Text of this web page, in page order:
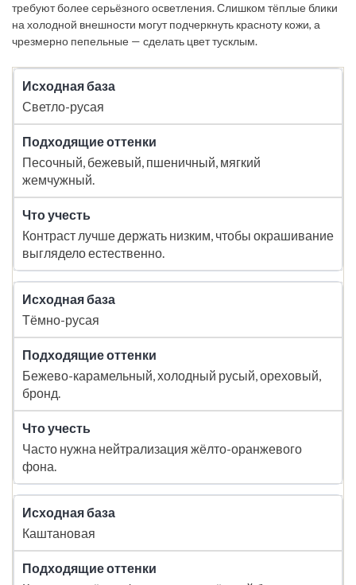
требуют более серьёзного осветления. Слишком тёплые блики
на холодной внешности могут подчеркнуть красноту кожи, а
чрезмерно пепельные — сделать цвет тусклым.
Светло-русая
Песочный, бежевый, пшеничный, мягкий
жемчужный.
Контраст лучше держать низким, чтобы окрашивание
выглядело естественно.
Тёмно-русая
Бежево-карамельный, холодный русый, ореховый,
бронд.
Часто нужна нейтрализация жёлто-оранжевого
фона.
Каштановая